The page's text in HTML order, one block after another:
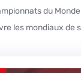
les mondiaux de